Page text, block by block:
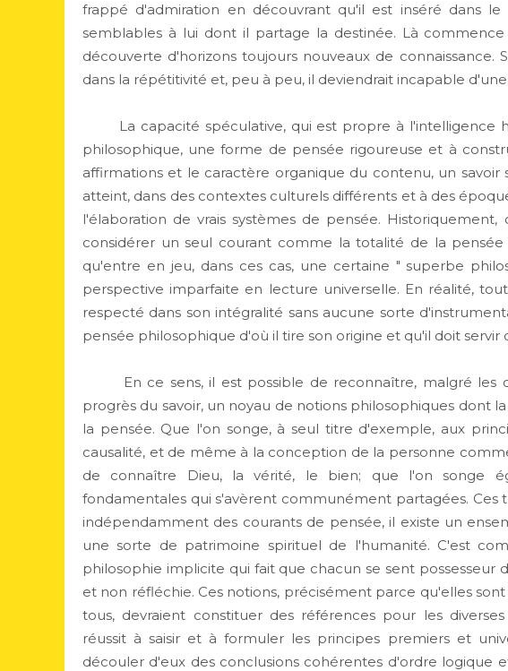
frappé d'admiration en découvrant qu'il est inséré dans
semblables à lui dont il partage la destinée. Là
découverte d'horizons toujours nouveaux de
dans la répétitivité et, peu à peu, il deviendrait incapable
La capacité spéculative, qui est propre à l'intelligence
philosophique, une forme de pensée rigoureuse et à
affirmations et le caractère organique du contenu, un savoir
atteint, dans des contextes culturels différents et à des
l'élaboration de vrais systèmes de pensée.
considérer un seul courant comme la totalité de la
qu'entre en jeu, dans ces cas, une certaine " superbe
perspective imparfaite en lecture universelle. En réalité,
respecté dans son intégralité sans aucune sorte
pensée philosophique d'où il tire son origine et qu'il doit
En ce sens, il est possible de reconnaître, malgré les
progrès du savoir, un noyau de notions philosophiques dont
la pensée. Que l'on songe, à seul titre d'exemple, aux
causalité, et de même à la conception de la personne
de connaître Dieu, la vérité, le bien; que l'on songe
fondamentales qui s'avèrent communément partagées.
indépendamment des courants de pensée, il existe un
une sorte de patrimoine spirituel de l'humanité. C'est
philosophie implicite qui fait que chacun se sent possesseur
et non réfléchie. Ces notions, précisément parce qu'elles
tous, devraient constituer des références pour les
réussit à saisir et à formuler les principes premiers et
découler d'eux des conclusions cohérentes d'ordre logique